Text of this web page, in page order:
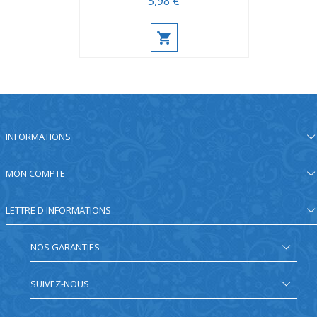
INFORMATIONS
MON COMPTE
LETTRE D'INFORMATIONS
NOS GARANTIES
SUIVEZ-NOUS